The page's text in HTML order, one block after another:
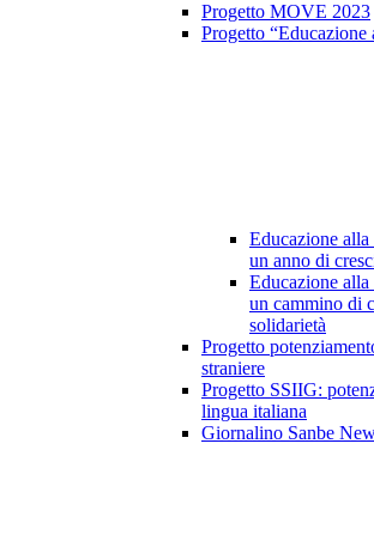
Progetto MOVE 2023
Progetto “Educazione
Educazione
un anno di
Educazione alla
un cammino di
solidarietà
Progetto
straniere
Progetto SSIIG:
lingua italiana
Giornalino Sanbe